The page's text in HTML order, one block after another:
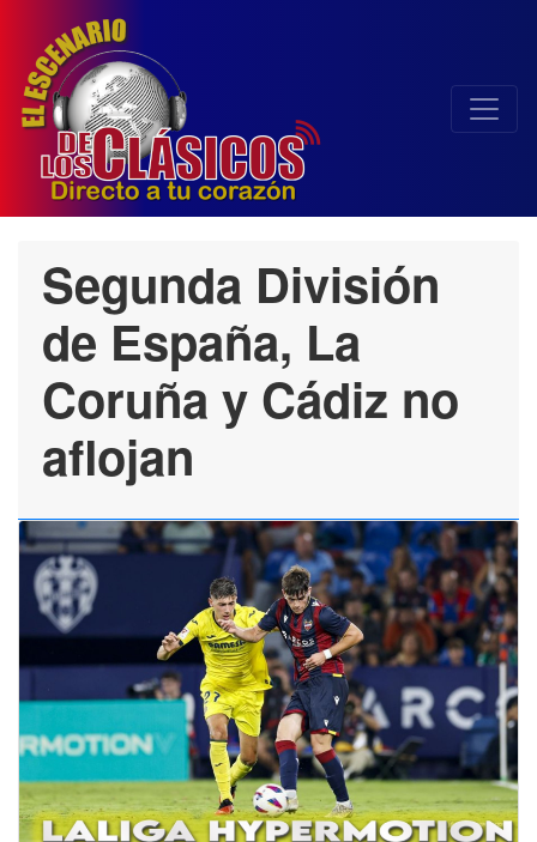
Segunda División
de España, La
Coruña y Cádiz no
aflojan